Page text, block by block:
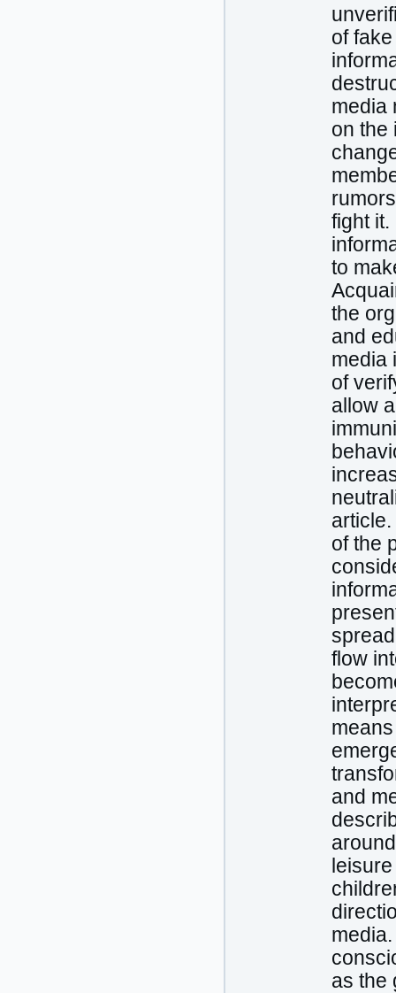
of
media
on the
fight
to
the
and
media
of
allow
of the
flow
and
as the